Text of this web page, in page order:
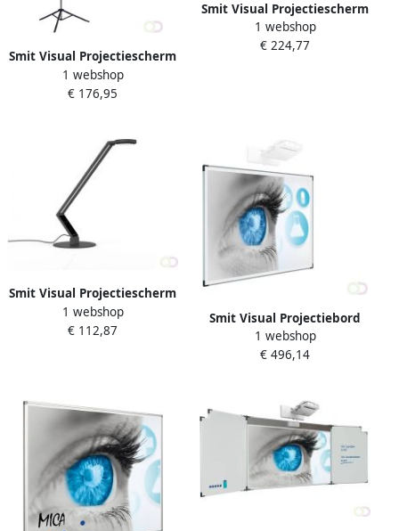
Smit Visual Projectiescherm
statief (1:1) 2 kaders
2070x200mm
1 webshop
€ 176,95
Smit Visual Projectiescherm
statief (4:3) 4 kaders
2300x200mm
1 webshop
€ 224,77
Smit Visual Projectiescherm
handbediend (1:1) 2 kaders
(153 x 153)
1 webshop
€ 112,87
Smit Visual Projectiebord
emailstaal mat wit (16:10)
Extraflat profiel enkelvlaks
muurmontage
1 webshop
€ 496,14